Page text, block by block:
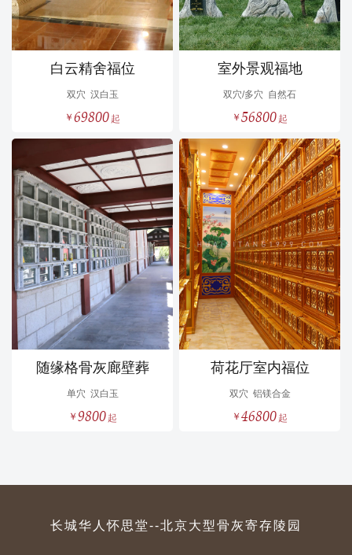
白云精舍福位
双穴 汉白玉
69800
室外景观福地
双穴/多穴 自然石
56800
随缘格骨灰廊壁葬
单穴 汉白玉
9800
荷花厅室内福位
双穴 铝镁合金
46800
长城华人怀思堂--北京大型骨灰寄存陵园